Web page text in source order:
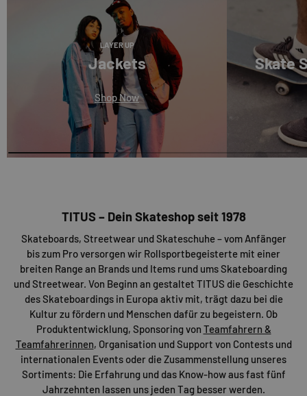
LAYER UP
Jackets
Shop Now
Skate
TITUS – Dein Skateshop seit 1978
Skateboards, Streetwear und Skateschuhe – vom Anfänger
bis zum Pro versorgen wir Rollsportbegeisterte mit einer
breiten Range an Brands und Items rund ums Skateboarding
und Streetwear. Von Beginn an gestaltet TITUS die Geschichte
des Skateboardings in Europa aktiv mit, trägt dazu bei die
Kultur zu fördern und Menschen dafür zu begeistern. Ob
Produktentwicklung, Sponsoring von Teamfahrern &
Teamfahrerinnen, Organisation und Support von Contests und
internationalen Events oder die Zusammenstellung unseres
Sortiments: Die Erfahrung und das Know-how aus fast fünf
Jahrzehnten lassen uns jeden Tag besser werden.